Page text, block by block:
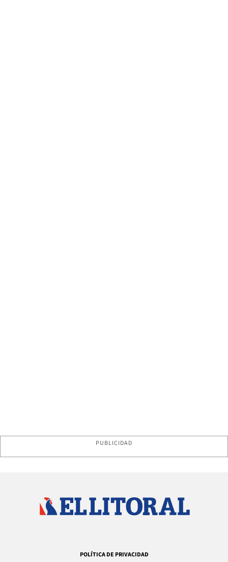
PUBLICIDAD
POLÍTICA DE PRIVACIDAD